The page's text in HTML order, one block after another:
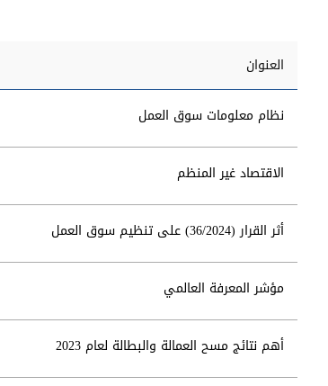
العنوان
نظام معلومات سوق العمل
الاقتصاد غير المنظم
أثر القرار (36/2024) على تنظيم سوق العمل
مؤشر المعرفة العالمي
أهم نتائج مسح العمالة والبطالة لعام 2023